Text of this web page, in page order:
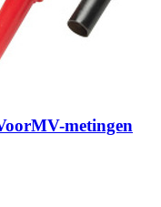
metingen